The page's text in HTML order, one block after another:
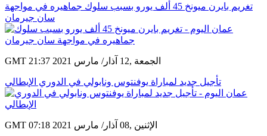
تغريم بايرن ميونخ 45 ألف يورو بسبب سلوك جماهيره في مواجهة
سان جيرمان
GMT 21:37 2021 الجمعة ,12 آذار/ مارس
تأجيل جديد لمباراة يوفنتوس ونابولي في الدوري الإيطالي
GMT 07:18 2021 الإثنين ,08 آذار/ مارس